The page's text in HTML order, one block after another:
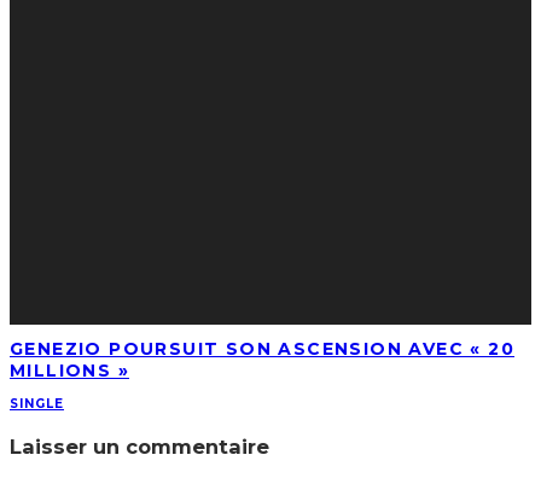
GENEZIO POURSUIT SON ASCENSION AVEC « 20
MILLIONS »
SINGLE
Laisser un commentaire